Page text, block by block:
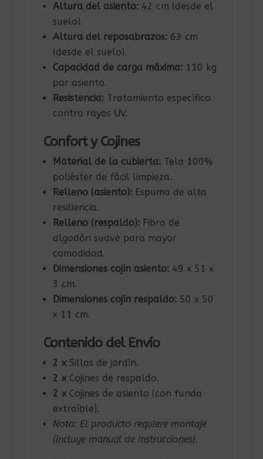
Altura del asiento:42 cm (desde el
suelo).
Altura del reposabrazos:63 cm
(desde el suelo).
Capacidad de carga máxima:110 kg
por asiento.
Resistencia:Tratamiento específico
contra rayos UV.
Confort y Cojines
Material de la cubierta:Tela 100%
poliéster de fácil limpieza.
Relleno (asiento):Espuma de alta
resiliencia.
Relleno (respaldo):Fibra de
algodón suave para mayor
comodidad.
Dimensiones cojín asiento:49 x 51 x
3 cm.
Dimensiones cojín respaldo:50 x 50
x 11 cm.
Contenido del Envío
2 xSillas de jardín.
2 xCojines de respaldo.
2 xCojines de asiento (con funda
extraíble).
Nota: El producto requiere montaje
(incluye manual de instrucciones).